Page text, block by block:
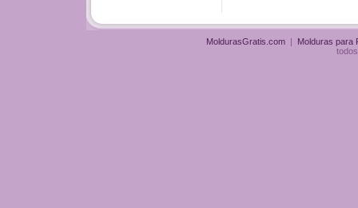
MoldurasGratis.com | Molduras